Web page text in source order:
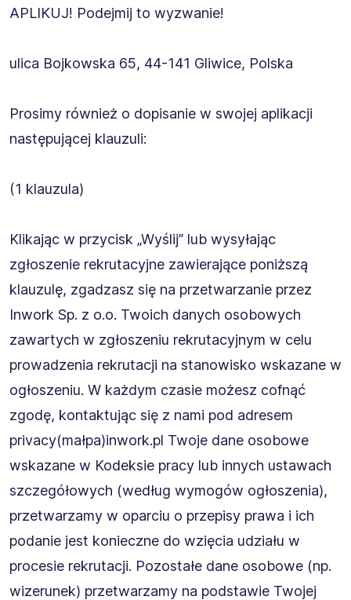
APLIKUJ! Podejmij to wyzwanie!
ulica Bojkowska 65, 44-141 Gliwice, Polska
Prosimy również o dopisanie w swojej aplikacji
następującej klauzuli:
(1 klauzula)
Klikając w przycisk „Wyślij” lub wysyłając
zgłoszenie rekrutacyjne zawierające poniższą
klauzulę, zgadzasz się na przetwarzanie przez
Inwork Sp. z o.o. Twoich danych osobowych
zawartych w zgłoszeniu rekrutacyjnym w celu
prowadzenia rekrutacji na stanowisko wskazane w
ogłoszeniu. W każdym czasie możesz cofnąć
zgodę, kontaktując się z nami pod adresem
privacy(małpa)inwork.pl Twoje dane osobowe
wskazane w Kodeksie pracy lub innych ustawach
szczegółowych (według wymogów ogłoszenia),
przetwarzamy w oparciu o przepisy prawa i ich
podanie jest konieczne do wzięcia udziału w
procesie rekrutacji. Pozostałe dane osobowe (np.
wizerunek) przetwarzamy na podstawie Twojej